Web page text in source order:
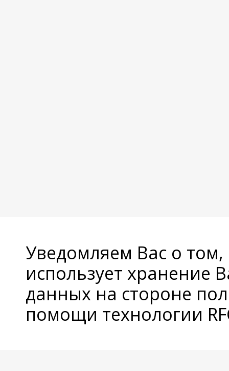
Уведомляем Вас о
использует хранение
данных на стороне
помощи технологии